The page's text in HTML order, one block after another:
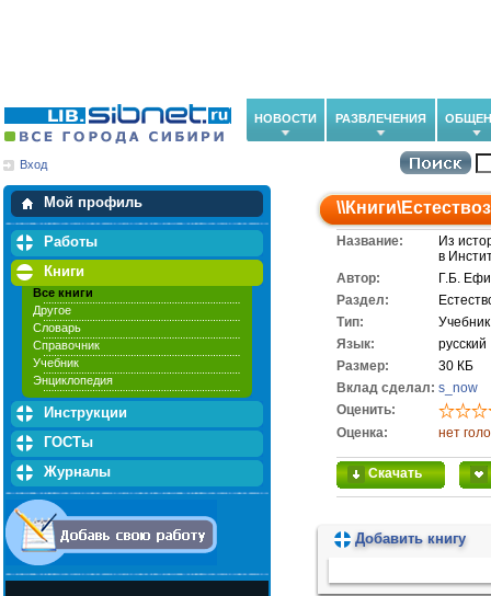
НОВОСТИ РАЗВЛЕЧЕНИЯ
Вход
Мой профиль
Мои закладки
Работы
Книги
Все книги
Другое
Словарь
Справочник
Учебник
Энциклопедия
Инструкции
ГОСТы
Журналы
\\Книги\
Название:
Из
в
Автор:
Г.Б.
Раздел:
Тип:
Учебник
Язык:
русский
Размер:
30 КБ
Вклад сделал: s_now
Оценить:
Оценка:
нет
Скачать
Добавить книгу